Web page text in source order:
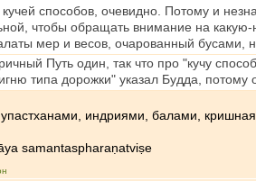
способов, очевидно. Потому и
чтобы обращать внимание на
мер и весов, очарованный бусами,
Путь один, так что про "кучу
типа дорожки" указал Будда,
индриями, балами,
samantaspharaṇatviṣe